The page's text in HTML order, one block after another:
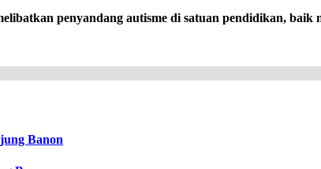
penyandang autisme di satuan pendidikan,